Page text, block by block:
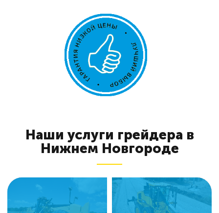
Наши услуги грейдера в
Нижнем Новгороде